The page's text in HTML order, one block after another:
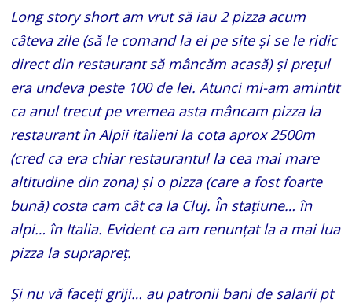
Long story short am vrut să iau 2 pizza acum
câteva zile (să le comand la ei pe site și se le ridic
direct din restaurant să mâncăm acasă) și prețul
era undeva peste 100 de lei. Atunci mi-am amintit
ca anul trecut pe vremea asta mâncam pizza la
restaurant în Alpii italieni la cota aprox 2500m
(cred ca era chiar restaurantul la cea mai mare
altitudine din zona) și o pizza (care a fost foarte
bună) costa cam cât ca la Cluj. În stațiune… în
alpi… în Italia. Evident ca am renunțat la a mai lua
pizza la suprapreț.
Și nu vă faceți griji… au patronii bani de salarii pt